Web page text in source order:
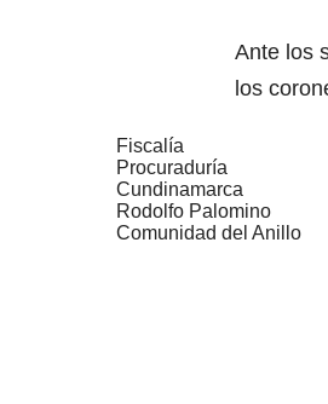
Ante los
los
Fiscalía
Procuraduría
Cundinamarca
Rodolfo Palomino
Comunidad del Anillo